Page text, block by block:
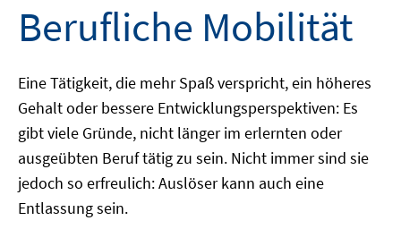
Berufliche Mobilität
Eine Tätigkeit, die mehr Spaß verspricht, ein höheres
Gehalt oder bessere Entwicklungsperspektiven: Es
gibt viele Gründe, nicht länger im erlernten oder
ausgeübten Beruf tätig zu sein. Nicht immer sind sie
jedoch so erfreulich: Auslöser kann auch eine
Entlassung sein.